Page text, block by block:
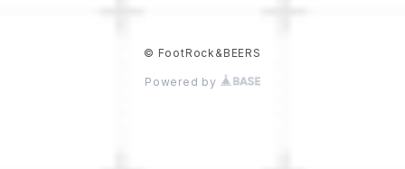
© FootRock&BEERS
Powered by